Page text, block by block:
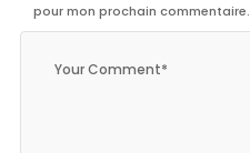
pour mon prochain commentaire.